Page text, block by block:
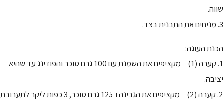
שווה.
3. מניחים את התבנית בצד.
הכנת העוגה:
1. קערה (1) – מקציפים את השמנת עם 100 גרם סוכר והפודינג עד שהיא
יציבה.
2. קערה (2) – מקציפים את הגבינה ו-125 גרם סוכר, 3 כפות ליקר לתערובת